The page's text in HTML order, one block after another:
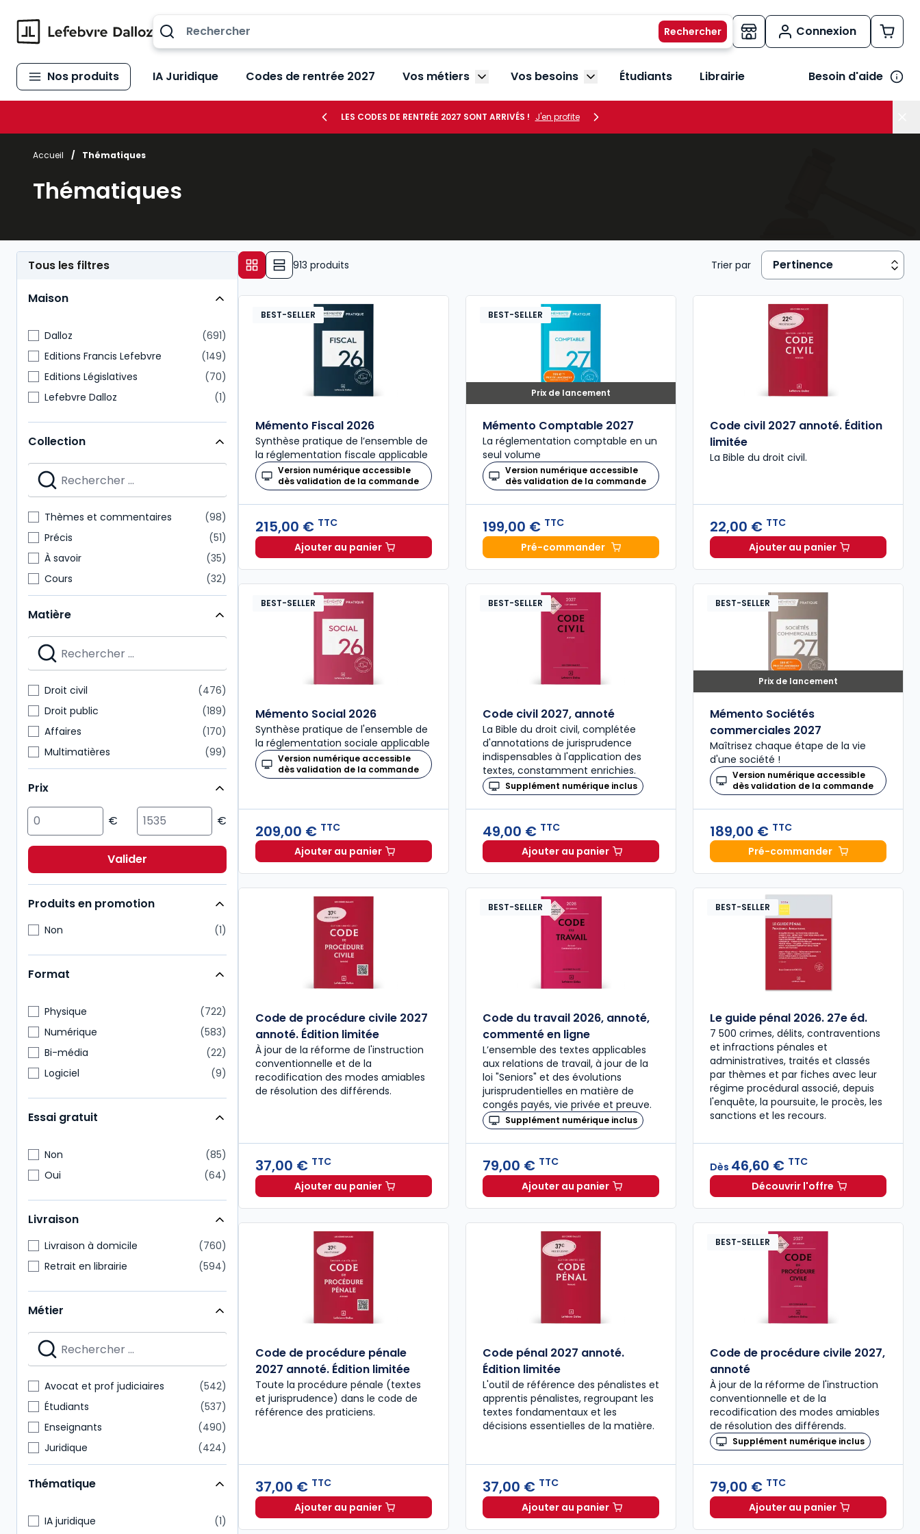
Connexion
Nos produits IA Juridique Codes de rentrée 2027 Vos métiers Afficher le sous-menu Vos métiers
Vos besoins Afficher le sous-menu Vos besoins
Étudiants Librairie Besoin d'aide
LES CODES DE RENTRÉE 2027 SONT ARRIVÉS ! J'en profite
Accueil / Thématiques
Thématiques
Tous les filtres
Maison
Dalloz
691
Editions Francis Lefebvre
149
Editions Législatives
70
Lefebvre Dalloz
1
Collection
Thèmes et commentaires
98
Précis
51
À savoir
35
Cours
32
Codes Dalloz Professionnels
29
Mémentos
28
Nouvelle Bibliothèque de Thèses
28
Dalloz Action
Matière
Droit civil
476
Droit public
189
Affaires
170
Multimatières
99
Social
99
Sciences politiques et sociales
98
92
Fiscal
85
Immobilier
54
Prix
Valider
Produits en promotion
Non 1
Format
Physique
722
Numérique
583
Bi-média
22
Logiciel
9
Essai gratuit
Non
85
Oui
64
Livraison
Livraison à domicile
760
Retrait en librairie
594
Métier
Avocat et prof judiciaires
542
Étudiants
537
Enseignants
490
Juridique
424
Notaire
218
Expert-comptable
175
Commissaire aux comptes
151
Thématique
IA juridique 1
913 produits Trier par
BEST-SELLER
Mémento Fiscal 2026
Synthèse pratique de l’ensemble de
la réglementation fiscale applicable
Version numérique accessible
dès validation de la commande
215,00 € TTC
Ajouter au panierMémento Fiscal 2026 à 215,00 € TTC
Prix de lancement
BEST-SELLER
Mémento Comptable 2027
La réglementation comptable en un
seul volume
Version numérique accessible
dès validation de la commande
199,00 € TTC
Pré-commanderMémento Comptable 2027 à 199,00 € TTC
Code civil 2027 annoté. Édition
limitée
La Bible du droit civil.
22,00 € TTC
Ajouter au panierCode civil 2027 annoté.
BEST-SELLER
Mémento Social 2026
Synthèse pratique de l'ensemble de
la réglementation sociale applicable
Version numérique accessible
dès validation de la commande
209,00 € TTC
Ajouter au panierMémento Social 2026 à 209,00 € TTC
BEST-SELLER
Code civil 2027, annoté
La Bible du droit civil, complétée
d'annotations de jurisprudence
indispensables à l'application des
textes, constamment enrichies.
Supplément numérique inclus
49,00 € TTC
Ajouter au panierCode civil 2027, annoté à 49,00 € TTC
Prix de lancement
BEST-SELLER
Mémento Sociétés
commerciales 2027
Maîtrisez chaque étape de la vie
d'une société !
Version numérique accessible
dès validation de la commande
189,00 € TTC
Pré-commanderMémento Sociétés
Code de procédure civile 2027
annoté. Édition limitée
À jour de la réforme de l'instruction
conventionnelle et de la
recodification des modes amiables
de résolution des différends.
37,00 € TTC
Ajouter au panierCode de procédure civile 2027 annoté. Édition limitée à 37,00 € TTC
BEST-SELLER
Code du travail 2026, annoté,
commenté en ligne
L’ensemble des textes applicables
aux relations de travail, à jour de la
loi "Seniors" et des évolutions
jurisprudentielles en matière de
congés payés, vie privée et preuve.
Supplément numérique inclus
79,00 € TTC
Ajouter au panierCode du travail 2026, annoté, commenté en ligne à 79,00 € TTC
BEST-SELLER
Le guide pénal 2026. 27e éd.
7 500 crimes, délits, contraventions
et infractions pénales et
administratives, traités et classés
par thèmes et par fiches avec leur
régime procédural associé, depuis
l'enquête, la poursuite, le procès, les
sanctions et les recours.
Dès 46,60 € TTC
Découvrir l'offreLe guide pénal 2026.
Code de procédure pénale
2027 annoté. Édition limitée
Toute la procédure pénale (textes
et jurisprudence) dans le code de
référence des praticiens.
37,00 € TTC
Ajouter au panierCode de procédure pénale 2027 annoté. Édition limitée à 37,00 € TTC
Code pénal 2027 annoté.
Édition limitée
L'outil de référence des pénalistes et
apprentis pénalistes, regroupant les
textes fondamentaux et les
décisions essentielles de la matière.
37,00 € TTC
Ajouter au panierCode pénal 2027 annoté. Édition limitée à 37,00 € TTC
BEST-SELLER
Code de procédure civile 2027,
annoté
À jour de la réforme de l'instruction
conventionnelle et de la
recodification des modes amiables
de résolution des différends.
Supplément numérique inclus
79,00 € TTC
Ajouter au panierCode de procédure